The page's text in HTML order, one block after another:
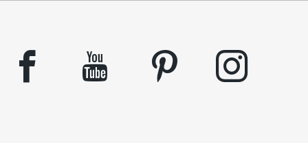
facebook youtube pinterest instagram